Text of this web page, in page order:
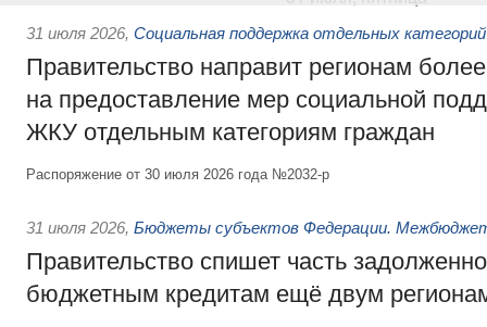
31 июля 2026, Социальная поддержка отдельных
Правительство направит регионам
на предоставление мер социальной
ЖКУ отдельным категориям граждан
Распоряжение от 30 июля 2026 года №2032-р
31 июля 2026, Бюджеты субъектов Федерации.
Правительство спишет часть
бюджетным кредитам ещё двум